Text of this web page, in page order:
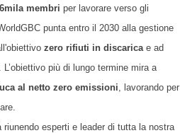
mila membri per lavorare verso gli
punta entro il 2030 alla gestione
zero rifiuti in discarica e ad
. L’obiettivo più di lungo termine mira a
al netto zero emissioni , lavorando per
esperti e leader di tutta la nostra